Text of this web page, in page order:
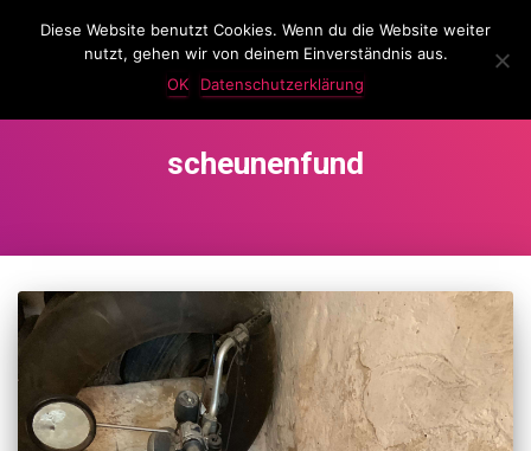
LassKnattern
scheunenfund
Diese Website benutzt Cookies. Wenn du die Website weiter
nutzt, gehen wir von deinem Einverständnis aus.
OK
Datenschutzerklärung